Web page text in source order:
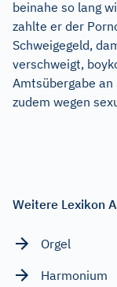
beinahe so lang
zahlte er der
Schweigegeld,
verschweigt,
Amtsübergabe
zudem wegen
Weitere Lexikon
Orgel
Harmonium